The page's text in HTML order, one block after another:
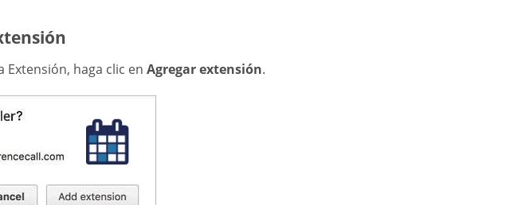
haga clic en Agregar extensión.